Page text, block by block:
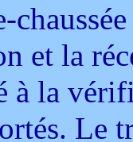
et la
à la
Le